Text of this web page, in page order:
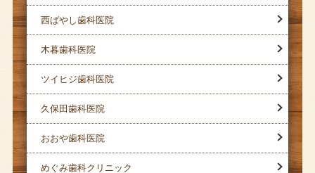
西ばやし歯科医院
木暮歯科医院
ツイヒジ歯科医院
久保田歯科医院
おおや歯科医院
めぐみ歯科クリニック